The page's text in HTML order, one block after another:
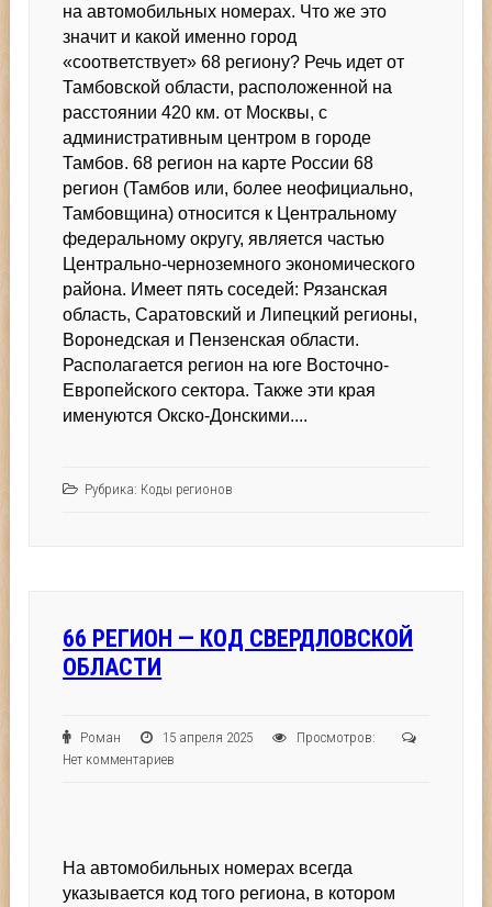
на автомобильных номерах. Что же это
значит и какой именно город
«соответствует» 68 региону? Речь идет от
Тамбовской области, расположенной на
расстоянии 420 км. от Москвы, с
административным центром в городе
Тамбов. 68 регион на карте России 68
регион (Тамбов или, более неофициально,
Тамбовщина) относится к Центральному
федеральному округу, является частью
Центрально-черноземного экономического
района. Имеет пять соседей: Рязанская
область, Саратовский и Липецкий регионы,
Воронедская и Пензенская области.
Располагается регион на юге Восточно-
Европейского сектора. Также эти края
именуются Окско-Донскими....
Рубрика: Коды регионов
66 РЕГИОН — КОД СВЕРДЛОВСКОЙ
ОБЛАСТИ
Роман 15 апреля 2025
Просмотров:
Нет комментариев
На автомобильных номерах всегда
указывается код того региона, в котором